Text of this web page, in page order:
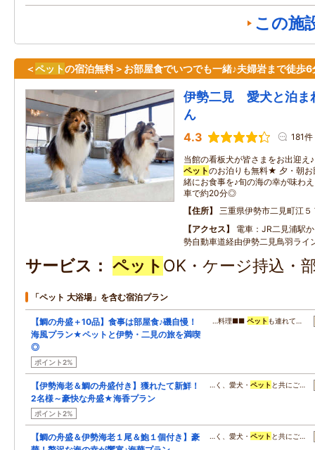
この施
＜ペットの宿泊無料＞お部屋食でいつでも一緒♪夫婦岩まで徒歩6
伊勢二見 愛犬と泊
ん
4.3 181件
当館の看板犬が皆さまをお出迎え
ペットのお泊りも無料★ 夕・朝お
緒にお食事を♪旬の海の幸が味わ
車で約20分◎
住所
三重県伊勢市二見町江５
アクセス
電車：JR二見浦駅
勢自動車道経由伊勢二見鳥羽ライ
サービス ペット OK・ケージ持込・
「ペット 大浴場」を含む宿泊プラン
【鯛の舟盛＋10品】食事は部屋食♪磯自慢！
海風プラン★ペットと伊勢・二見の旅を満喫
◎
ポイント2%
…料理■■ペット も連れて…
【伊勢海老＆鯛の舟盛付き】獲れたて新鮮！
2名様～豪快な舟盛★海香プラン
ポイント2%
…く、愛犬・ ペット と共にご…
【鯛の舟盛＆伊勢海老１尾＆鮑１個付き】豪
…く、愛犬・ ペット と共にご…